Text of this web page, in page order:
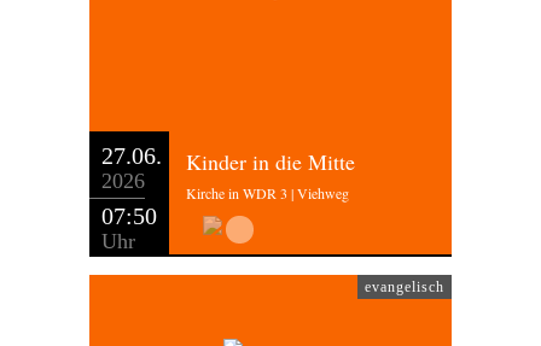
27.06.
2026
07:50
Uhr
Kinder in die Mitte
Kirche in WDR 3 | Viehweg
evangelisch